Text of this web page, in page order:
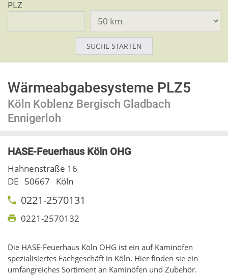
PLZ
Wärmeabgabesysteme PLZ5
Köln Koblenz Bergisch Gladbach
Ennigerloh
HASE-Feuerhaus Köln OHG
Hahnenstraße 16
DE 50667 Köln
0221-2570131
0221-2570132
Die HASE-Feuerhaus Köln OHG ist ein auf Kaminöfen
spezialisiertes Fachgeschäft in Köln. Hier finden sie ein
umfangreiches Sortiment an Kaminöfen und Zubehör.